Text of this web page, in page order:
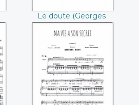
Le doute (Georges
Bizet)
Ma vie a son secret
((Georges Bizet))